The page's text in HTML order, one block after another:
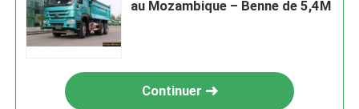
au Mozambique – Benne de 5,4M
Continuer